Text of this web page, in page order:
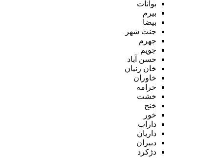
بوانات
بیرم
بیضا
جنت شهر
جهرم
جویم
حسن آباد
خان زنیان
خاوران
خرامه
خشت
خنج
خور
داراب
داریان
دبیران
دژکرد